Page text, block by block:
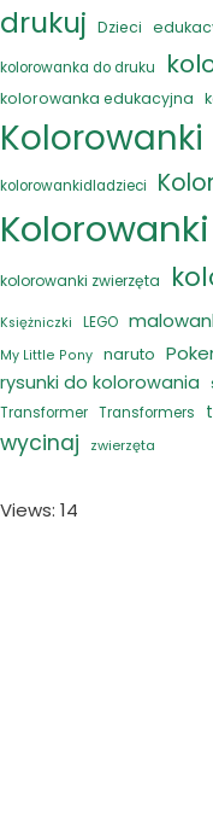
drukuj Dzieci
kolorowanka do druku
kolorowanka edukacyjna
Kolorowanki
kolorowankidladzieci
kolorowanki zwierzęta
Księżniczki LEGO
My Little Pony naruto
rysunki do kolorowania
Transformer Transformers
wycinaj zwierzęta
Views: 14